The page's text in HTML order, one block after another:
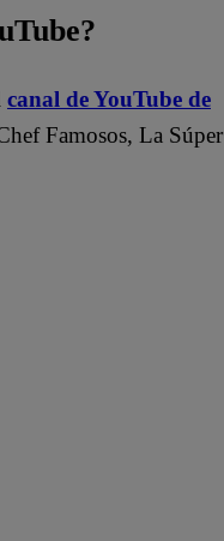
canal de YouTube de
Famosos, La Súper